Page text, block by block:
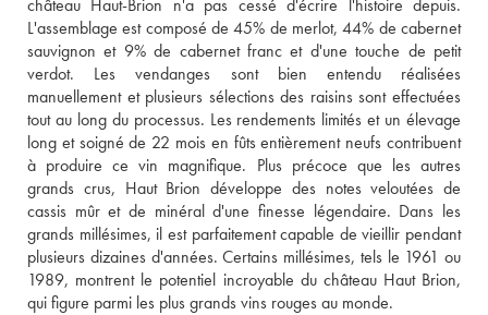
château Haut-Brion n'a pas cessé d'écrire l'histoire depuis.
L'assemblage est composé de 45% de merlot, 44% de cabernet
sauvignon et 9% de cabernet franc et d'une touche de petit
verdot. Les vendanges sont bien entendu réalisées
manuellement et plusieurs sélections des raisins sont effectuées
tout au long du processus. Les rendements limités et un élevage
long et soigné de 22 mois en fûts entièrement neufs contribuent
à produire ce vin magnifique. Plus précoce que les autres
grands crus, Haut Brion développe des notes veloutées de
cassis mûr et de minéral d'une finesse légendaire. Dans les
grands millésimes, il est parfaitement capable de vieillir pendant
plusieurs dizaines d'années. Certains millésimes, tels le 1961 ou
1989, montrent le potentiel incroyable du château Haut Brion,
qui figure parmi les plus grands vins rouges au monde.